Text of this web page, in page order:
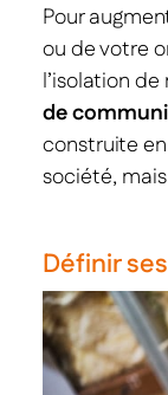
Pour
ou de votre
l’isolation
de
construite
société,
Définir